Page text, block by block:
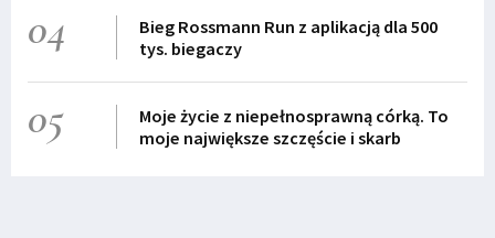
04
Bieg Rossmann Run z aplikacją dla 500
tys. biegaczy
05
Moje życie z niepełnosprawną córką. To
moje największe szczęście i skarb